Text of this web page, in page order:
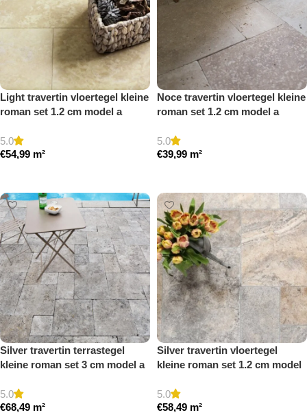
Light travertin vloertegel kleine
roman set 1.2 cm model a
5.0
€54,99 m²
Noce travertin vloertegel kleine
roman set 1.2 cm model a
5.0
€39,99 m²
Silver travertin terrastegel
kleine roman set 3 cm model a
5.0
€68,49 m²
Silver travertin vloertegel
kleine roman set 1.2 cm model
5.0
€58,49 m²